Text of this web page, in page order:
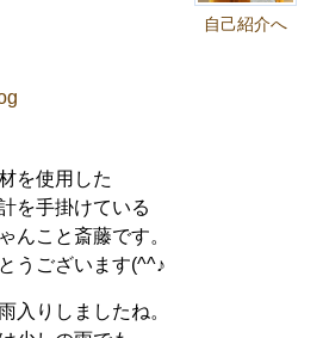
自己紹介へ
を使用した
を手掛けている
んこと斎藤です。
うございます(^^♪
入りしましたね。